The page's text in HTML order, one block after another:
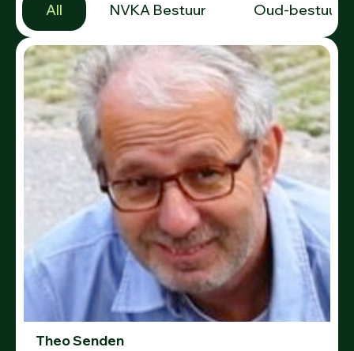
NVKA Bestuur Oud-
All
Theo Senden